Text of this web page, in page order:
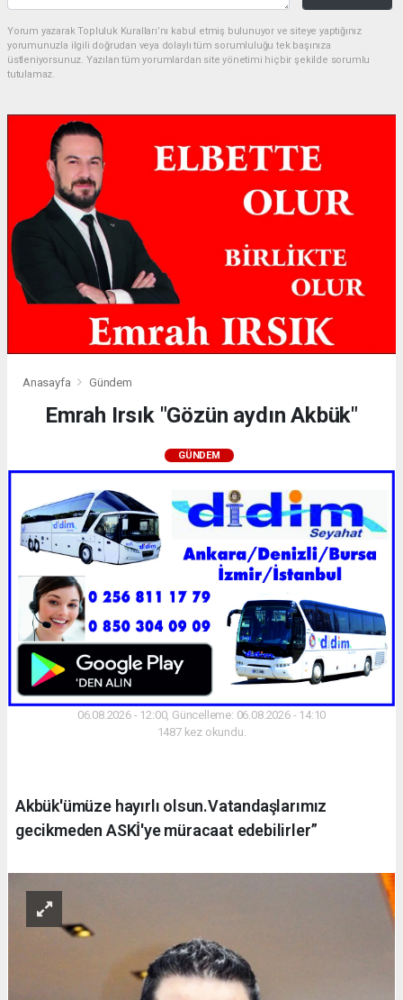
Yorum yazarak Topluluk Kuralları’nı kabul etmiş bulunuyor ve siteye yaptığınız
yorumunuzla ilgili doğrudan veya dolaylı tüm sorumluluğu tek başınıza
üstleniyorsunuz. Yazılan tüm yorumlardan site yönetimi hiçbir şekilde sorumlu
tutulamaz.
Anasayfa Gündem
Emrah Irsık "Gözün aydın Akbük"
GÜNDEM
06.08.2026 - 12:00, Güncelleme: 06.08.2026 - 14:10
1487 kez okundu.
Akbük'ümüze hayırlı olsun.Vatandaşlarımız
gecikmeden ASKİ'ye müracaat edebilirler”